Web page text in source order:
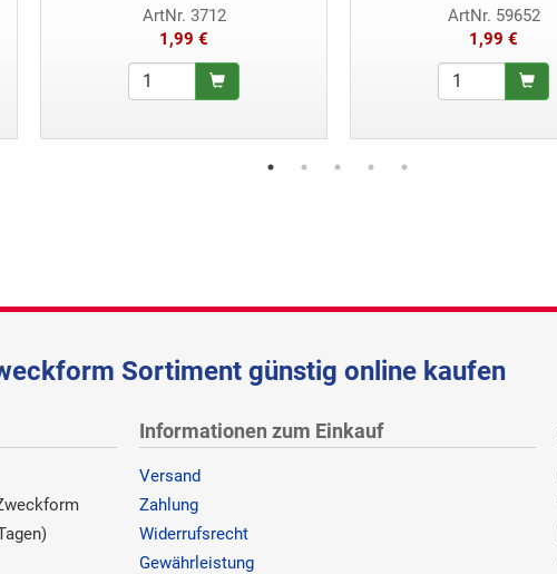
ArtNr. 3712
1,99 €
ArtNr. 59652
1,99 €
Sortiment günstig online kaufen
Informationen zum Einkauf
Versand
Zahlung
Widerrufsrecht
Gewährleistung